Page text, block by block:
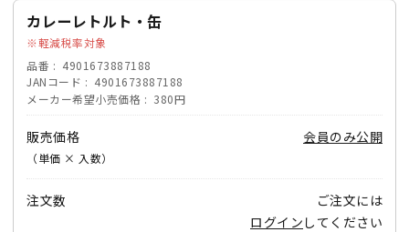
カレーレトルト・缶
軽減税率対象
品番
4901673887188
JANコード
4901673887188
メーカー希望小売価格
380円
販売価格
（単価 × 入数）
会員のみ公開
注文数
ご注文には
ログイン してください